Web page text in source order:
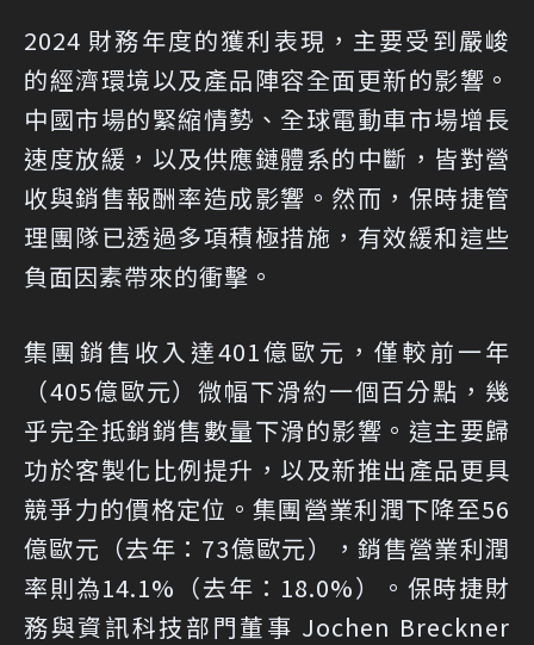
2024 財務年度的獲利表現，主要受到嚴峻
的經濟環境以及產品陣容全面更新的影響。
中國市場的緊縮情勢、全球電動車市場增長
速度放緩，以及供應鏈體系的中斷，皆對營
收與銷售報酬率造成影響。然而，保時捷管
理團隊已透過多項積極措施，有效緩和這些
負面因素帶來的衝擊。
集團銷售收入達401億歐元，僅較前一年
（405億歐元）微幅下滑約一個百分點，幾
乎完全抵銷銷售數量下滑的影響。這主要歸
功於客製化比例提升，以及新推出產品更具
競爭力的價格定位。集團營業利潤下降至56
億歐元（去年：73億歐元），銷售營業利潤
率則為14.1%（去年：18.0%）。保時捷財
務與資訊科技部門董事 Jochen Breckner